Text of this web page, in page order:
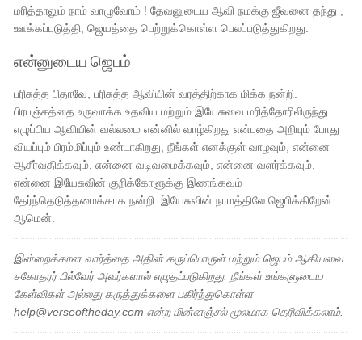
மரித்தாலும் நாம் வாழுவோம் ! தேவனுடைய ஆவி நமக்கு ஜீவனை தந்து ,
ஊக்கப்படுத்தி, ஜெயத்தை பெற்றுக்கொள்ள பெலப்படுத்துகிறது.
என்னுடைய ஜெபம்
பரிசுத்த பிதாவே, பரிசுத்த ஆவியின் வரத்திற்காக மிக்க நன்றி.
பிரபஞ்சத்தை உருவாக்க உதவிய மற்றும் இயேசுவை மரித்தோரிலிருந்து
எழுப்பிய ஆவியின் வல்லமை என்னில் வாழ்கிறது என்பதை அறியும் போது
வியப்பும் பிரம்மிப்பும் உண்டாகிறது, நீங்கள் எனக்குள் வாழவும், என்னை
ஆசீர்வதிக்கவும், என்னை வடிவமைக்கவும், என்னை வளர்க்கவும்,
என்னை இயேசுவின் குறிக்கோளுக்கு இணங்கவும்
தேர்ந்தெடுத்தமைக்காக நன்றி. இயேசுவின் நாமத்திலே ஜெபிக்கிறேன்.
ஆமென்.
இன்றைக்கான வார்த்தை அதின் கருப்பொருள் மற்றும் ஜெபம் ஆகியவை
சகோதரர் பில்வேர் அவர்களால் எழுதப்படுகிறது. நீங்கள் உங்களுடைய
கேள்விகள் அல்லது கருத்துக்களை பகிர்ந்துகொள்ள
help@verseoftheday.com என்ற மின்னஞ்சல் மூலமாக தெரிவிக்கலாம்.